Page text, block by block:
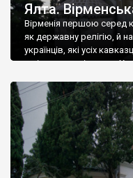
Ялта.
Вірменія першою серед
як державну релігію, й
українців, які усіх
є відданими вірянами